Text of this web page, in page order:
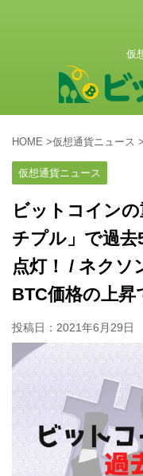
仮
HOME >仮想通貨ニュース >
仮想通貨ニュース
ビットコイン
チプル」で過
点灯！ / ネクソ
BTC価格の上昇
投稿日： 2021年6月29日